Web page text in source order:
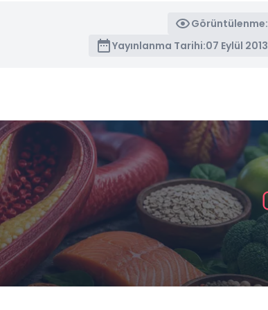
Görüntülenme:
Yayınlanma Tarihi:07 Eylül 2013